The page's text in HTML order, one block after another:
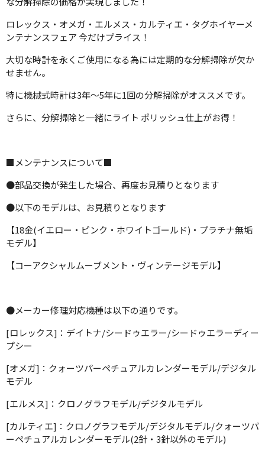
ロレックス・オメガ・エルメス・カルティエ・タグホイヤーメ
ンテナンスフェア 今だけプライス！
大切な時計を永くご使用になる為には定期的な分解掃除が欠か
せません。
特に機械式時計は3年～5年に1回の分解掃除がオススメです。
さらに、分解掃除と一緒にライト ポリッシュ仕上がお得！
■メンテナンスについて■
●部品交換が発生した場合、再度お見積りとなります
●以下のモデルは、お見積りとなります
【18金(イエロー・ピンク・ホワイトゴールド)・プラチナ無垢
モデル】
【コーアクシャルムーブメント・ヴィンテージモデル】
●メーカー修理対応機種は以下の通りです。
[ロレックス]：デイトナ/シードゥエラー/シードゥエラーディー
プシー
[オメガ]：クォーツパーペチュアルカレンダーモデル/デジタル
モデル
[エルメス]：クロノグラフモデル/デジタルモデル
[カルティエ]：クロノグラフモデル/デジタルモデル/クォーツパ
ーペチュアルカレンダーモデル(2針・3針以外のモデル)